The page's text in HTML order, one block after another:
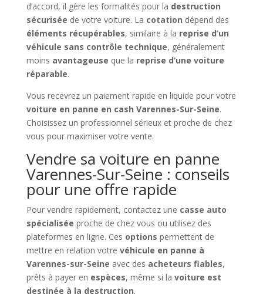
d’accord, il gère les formalités pour la destruction
sécurisée de votre voiture. La cotation dépend des
éléments récupérables, similaire à la reprise d’un
véhicule sans contrôle technique, généralement
moins avantageuse que la reprise d’une voiture
réparable.
Vous recevrez un paiement rapide en liquide pour votre
voiture en panne en cash Varennes-Sur-Seine.
Choisissez un professionnel sérieux et proche de chez
vous pour maximiser votre vente.
Vendre sa voiture en panne
Varennes-Sur-Seine : conseils
pour une offre rapide
Pour vendre rapidement, contactez une casse auto
spécialisée proche de chez vous ou utilisez des
plateformes en ligne. Ces options permettent de
mettre en relation votre véhicule en panne à
Varennes-sur-Seine avec des acheteurs fiables,
prêts à payer en espèces, même si la voiture est
destinée à la destruction.